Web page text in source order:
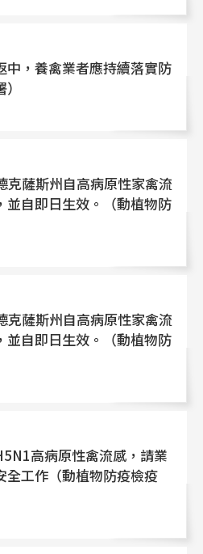
中，養禽業者應持續落實防
薩斯州自高病原性家禽流
並自即日生效。（動植物防
薩斯州自高病原性家禽流
並自即日生效。（動植物防
高病原性禽流感，請業
全工作（動植物防疫檢疫